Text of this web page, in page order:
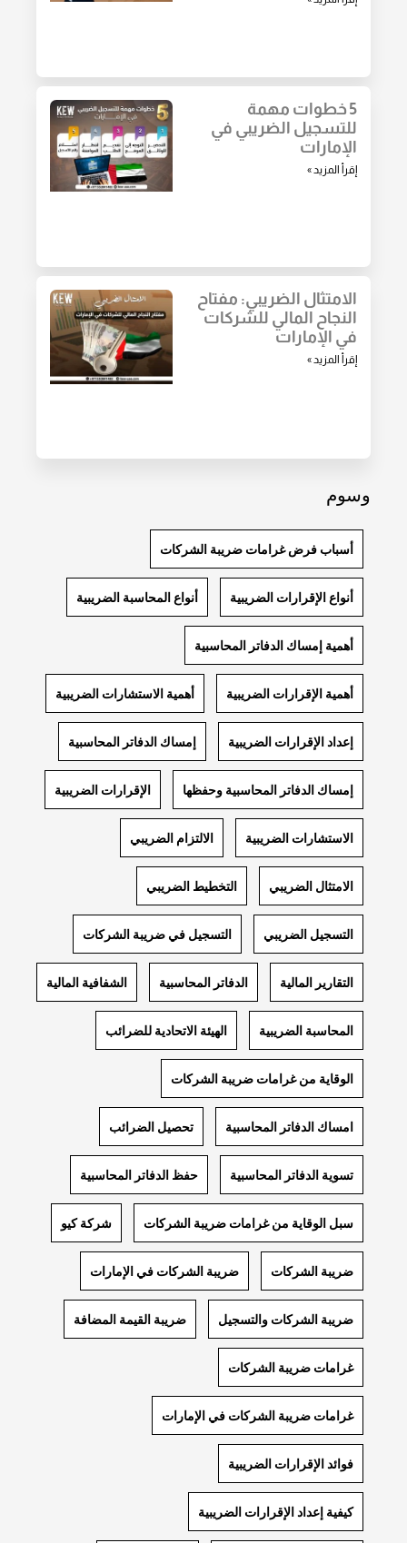
5 خطوات مهمة
للتسجيل الضريبي في
الإمارات
إقرأ المزيد »
الامتثال الضريبي: مفتاح
النجاح المالي للشركات
في الإمارات
إقرأ المزيد »
وسوم
أسباب فرض غرامات ضريبة الشركات
أنواع الإقرارات الضريبية أنواع المحاسبة الضريبية
أهمية إمساك الدفاتر المحاسبية
أهمية الإقرارات الضريبية أهمية الاستشارات الضريبية
إعداد الإقرارات الضريبية إمساك الدفاتر المحاسبية
إمساك الدفاتر المحاسبية وحفظها الإقرارات الضريبية
الاستشارات الضريبية الالتزام الضريبي
الامتثال الضريبي التخطيط الضريبي
التسجيل الضريبي التسجيل في ضريبة الشركات
التقارير المالية الدفاتر المحاسبية الشفافية المالية
المحاسبة الضريبية الهيئة الاتحادية للضرائب
الوقاية من غرامات ضريبة الشركات
امساك الدفاتر المحاسبية تحصيل الضرائب
تسوية الدفاتر المحاسبية حفظ الدفاتر المحاسبية
سبل الوقاية من غرامات ضريبة الشركات شركة كيو
ضريبة الشركات ضريبة الشركات في الإمارات
ضريبة الشركات والتسجيل ضريبة القيمة المضافة
غرامات ضريبة الشركات
غرامات ضريبة الشركات في الإمارات
فوائد الإقرارات الضريبية
كيفية إعداد الإقرارات الضريبية